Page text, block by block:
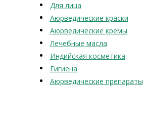
Для лица
Аюрведические краски
Аюрведические кремы
Лечебные масла
Индийская косметика
Гигиена
Аюрведические препараты